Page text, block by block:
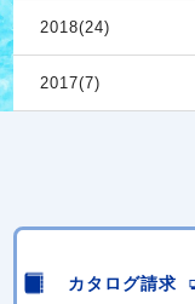
2018(24)
2017(7)
カタログ請求